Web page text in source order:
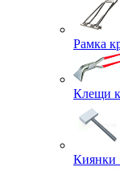
Рамка
Клещи
Киянки